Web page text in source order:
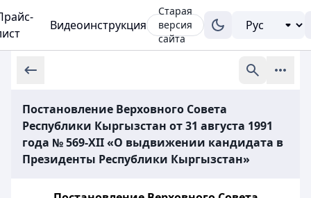
Видеоинструкция
Старая
версия
сайта
Постановление Верховного Совета
Республики Кыргызстан от 31 августа 1991
года № 569-ХII «О выдвижении кандидата в
Президенты Республики Кыргызстан»